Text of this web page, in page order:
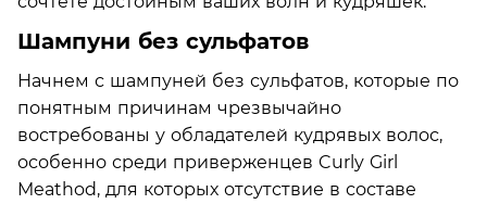
Шампуни без сульфатов
Начнем с шампуней без сульфатов, которые по
понятным причинам чрезвычайно
востребованы у обладателей кудрявых волос,
особенно среди приверженцев Curly Girl
Meathod, для которых отсутствие в составе